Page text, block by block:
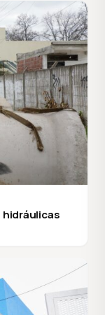
hidráulicas